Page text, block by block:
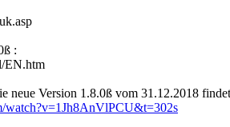
:
EN.htm
neue Version 1.8.0ß vom 31.12.2018
watch?v=1Jh8AnVlPCU&t=302s